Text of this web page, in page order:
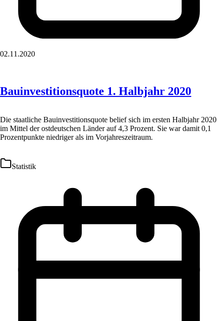
02.11.2020
Bauinvestitionsquote 1. Halbjahr 2020
Die staatliche Bauinvestitionsquote belief sich im ersten Halbjahr 2020
im Mittel der ostdeutschen Länder auf 4,3 Prozent. Sie war damit 0,1
Prozentpunkte niedriger als im Vorjahreszeitraum.
Statistik